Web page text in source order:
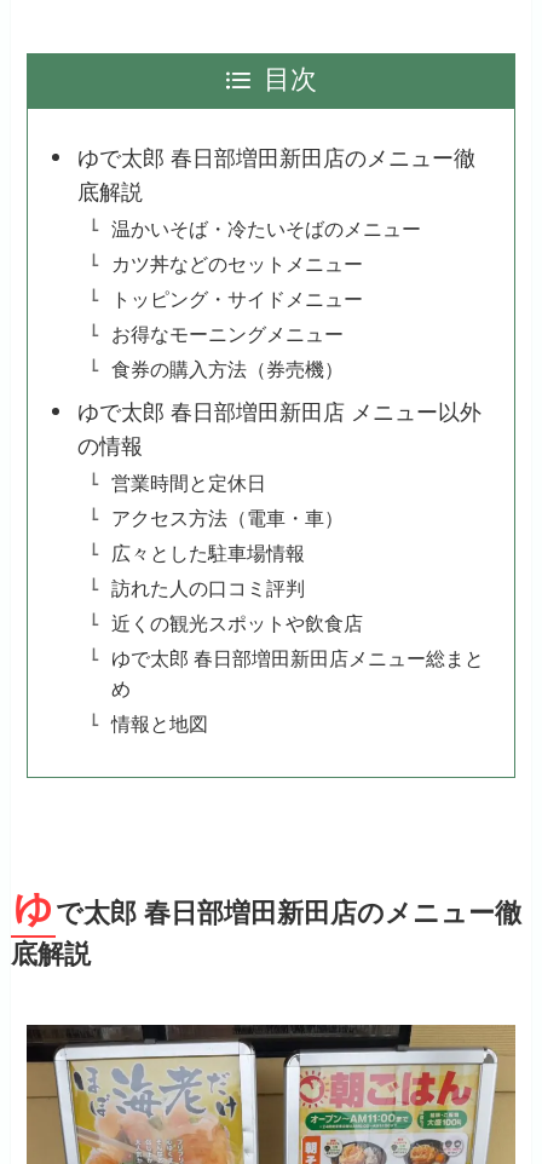
目次
ゆで太郎 春日部増田新田店のメニュー徹
底解説
温かいそば・冷たいそばのメニュー
カツ丼などのセットメニュー
トッピング・サイドメニュー
お得なモーニングメニュー
食券の購入方法（券売機）
ゆで太郎 春日部増田新田店 メニュー以外
の情報
営業時間と定休日
アクセス方法（電車・車）
広々とした駐車場情報
訪れた人の口コミ評判
近くの観光スポットや飲食店
ゆで太郎 春日部増田新田店メニュー総まと
め
情報と地図
ゆ で太郎 春日部増田新田店のメニュー徹
底解説